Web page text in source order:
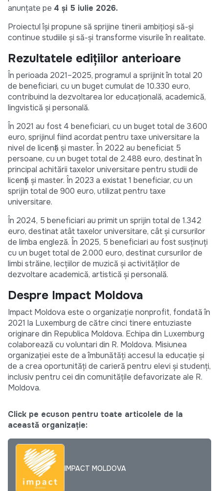
anunțate pe 4 și 5 iulie 2026.
Proiectul își propune să sprijine tinerii ambițioși să-și
continue studiile și să-și transforme visurile în realitate.
Rezultatele edițiilor anterioare
În perioada 2021–2025, programul a sprijinit în total 20
de beneficiari, cu un buget cumulat de 10.330 euro,
contribuind la dezvoltarea lor educațională, academică,
lingvistică și personală.
În 2021 au fost 4 beneficiari, cu un buget total de 3.600
euro, sprijinul fiind acordat pentru taxe universitare la
nivel de licență și master. În 2022 au beneficiat 5
persoane, cu un buget total de 2.488 euro, destinat în
principal achitării taxelor universitare pentru studii de
licență și master. În 2023 a existat 1 beneficiar, cu un
sprijin total de 900 euro, utilizat pentru taxe
universitare.
În 2024, 5 beneficiari au primit un sprijin total de 1.342
euro, destinat atât taxelor universitare, cât și cursurilor
de limba engleză. În 2025, 5 beneficiari au fost susținuți
cu un buget total de 2.000 euro, destinat cursurilor de
limbi străine, lecțiilor de muzică și activităților de
dezvoltare academică, artistică și personală.
Despre Impact Moldova
Impact Moldova este o organizație nonprofit, fondată în
2021 la Luxemburg de către cinci tinere entuziaste
originare din Republica Moldova. Echipa din Luxemburg
colaborează cu voluntari din R. Moldova. Misiunea
organizației este de a îmbunătăți accesul la educație și
de a crea oportunități de carieră pentru elevi și studenți,
inclusiv pentru cei din comunitățile defavorizate ale R.
Moldova.
Click pe ecuson pentru toate articolele de la
această organizație:
IMPACT MOLDOVA